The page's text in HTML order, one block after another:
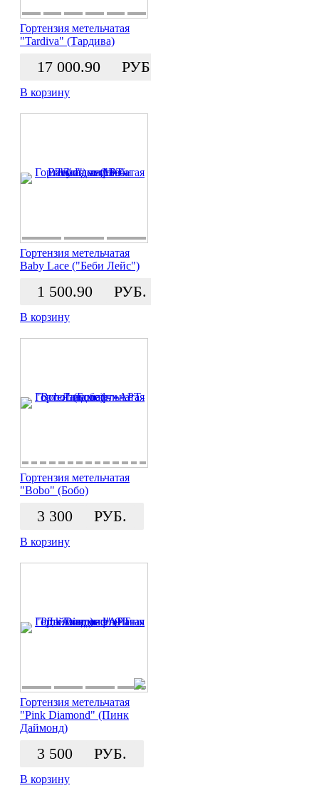
Гортензия метельчатая
"Tardiva" (Тардива)
17 000.90 РУБ.
В корзину
Гортензия метельчатая
Baby Lace ("Беби Лейс")
1 500.90 РУБ.
В корзину
Гортензия метельчатая
"Bobo" (Бобо)
3 300 РУБ.
В корзину
Гортензия метельчатая
"Pink Diamond" (Пинк
Даймонд)
3 500 РУБ.
В корзину